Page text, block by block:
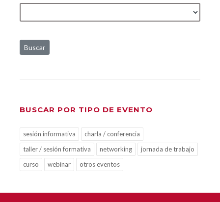
Buscar
BUSCAR POR TIPO DE EVENTO
sesión informativa
charla / conferencia
taller / sesión formativa
networking
jornada de trabajo
curso
webinar otros eventos